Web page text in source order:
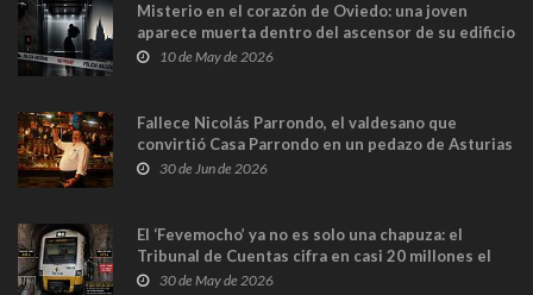
Misterio en el corazón de Oviedo: una joven
aparece muerta dentro del ascensor de su edificio
y las cámaras captan sus últimos minutos
10 de May de 2026
Fallece Nicolás Parrondo, el valdesano que
convirtió Casa Parrondo en un pedazo de Asturias
en Madrid
30 de Jun de 2026
El ‘Fevemocho’ ya no es solo una chapuza: el
Tribunal de Cuentas cifra en casi 20 millones el
sobrecoste de los trenes que no cabían por los
30 de May de 2026